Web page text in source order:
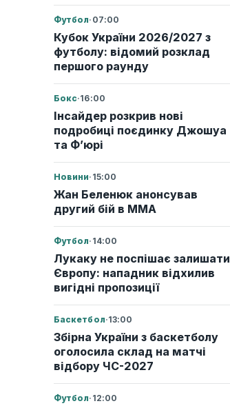
Футбол· 07:00
Кубок України 2026/2027 з
футболу: відомий розклад
першого раунду
Бокс·16:00
Інсайдер розкрив нові
подробиці поєдинку Джошуа
та Ф’юрі
Новини· 15:00
Жан Беленюк анонсував
другий бій в ММА
Футбол· 14:00
Лукаку не поспішає залишати
Європу: нападник відхилив
вигідні пропозиції
Баскетбол·13:00
Збірна України з баскетболу
оголосила склад на матчі
відбору ЧС-2027
Футбол· 12:00